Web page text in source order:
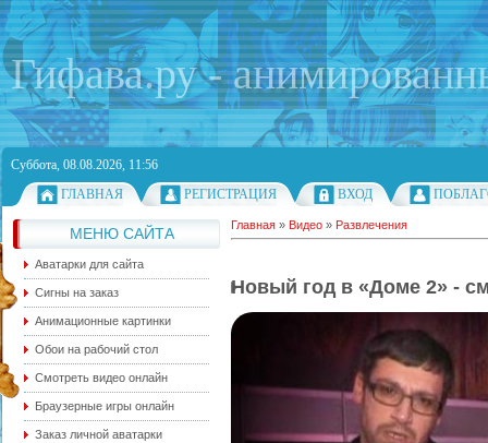
Гифава.ру -
Суббота, 08.08.2026, 11:56
ГЛАВНАЯ
РЕГИСТРАЦИЯ ВХОД
МЕНЮ САЙТА
Аватарки для сайта
Сигны на заказ
Анимационные картинки
Обои на рабочий стол
Смотреть видео онлайн
Браузерные игры онлайн
Заказ личной аватарки
Главная » Видео » Развлечения
Новый год в «Доме 2» -